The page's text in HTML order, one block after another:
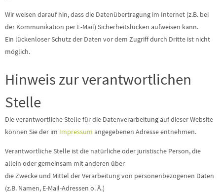
Wir weisen darauf hin, dass die Datenübertragung im Internet (z.B. bei
der Kommunikation per E-Mail) Sicherheitslücken aufweisen kann.
Ein lückenloser Schutz der Daten vor dem Zugriff durch Dritte ist nicht
möglich.
Hinweis zur verantwortlichen
Stelle
Die verantwortliche Stelle für die Datenverarbeitung auf dieser Website
können Sie der im Impressum angegebenen Adresse entnehmen.
Verantwortliche Stelle ist die natürliche oder juristische Person, die
allein oder gemeinsam mit anderen über
die Zwecke und Mittel der Verarbeitung von personenbezogenen Daten
(z.B. Namen, E-Mail-Adressen o. Ä.)